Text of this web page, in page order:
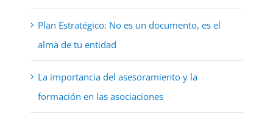
Plan Estratégico: No es un documento, es el
alma de tu entidad
La importancia del asesoramiento y la
formación en las asociaciones